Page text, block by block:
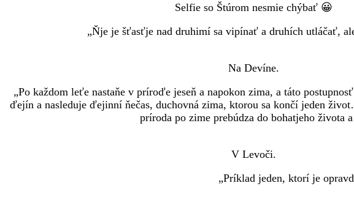
Selfie so Štúrom nesmie chýbať 😀
„Ňje je šťasťje nad druhimí sa vipínať a druhích utláčať,
Na Devíne.
„Po každom leťe nastaňe v príroďe jeseň a napokon zima, a táto
ďejín a nasleduje ďejinní ňečas, duchovná zima, ktorou sa končí jeden
príroda po zime prebúdza do bohatjeho života
V Levoči.
„Príklad jeden, ktorí je